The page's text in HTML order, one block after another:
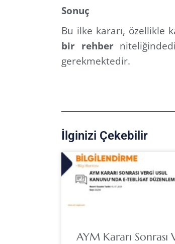
Sonuç
Bu ilke kararı, özellikle
bir rehber
gerekmektedir.
İlginizi Çekebilir
AYM Kararı Sonrası